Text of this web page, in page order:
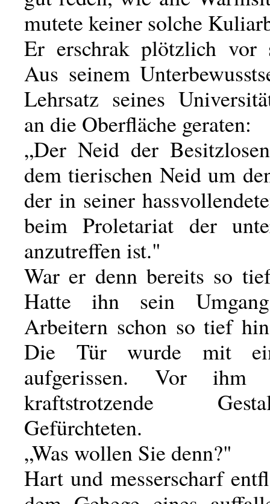
mutete keiner solche
Er erschrak plötzlich vor
Aus seinem
Lehrsatz seines
an die Oberfläche geraten:
„Der Neid der
dem tierischen Neid um
der in seiner
beim Proletariat der
anzutreffen ist."
War er denn bereits so
Hatte ihn sein
Arbeitern schon so tief
Die Tür wurde mit
aufgerissen. Vor ihm
kraftstrotzende
Gefürchteten.
„Was wollen Sie denn?"
Hart und messerscharf